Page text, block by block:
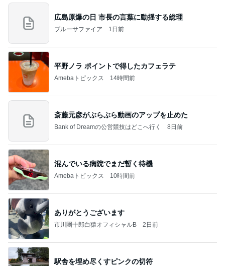
広島原爆の日 市長の言葉に動揺する総理
ブルーサファイア 1日前
平野ノラ ポイントで得したカフェラテ
Amebaトピックス 14時間前
斎藤元彦がぶらぶら動画のアップを止めた
Bank of Dreamの公営競技はどこへ行く 8日前
混んでいる病院でまだ暫く待機
Amebaトピックス 10時間前
ありがとうございます
市川團十郎白猿オフィシャルB 2日前
駅舎を埋め尽くすピンクの切符